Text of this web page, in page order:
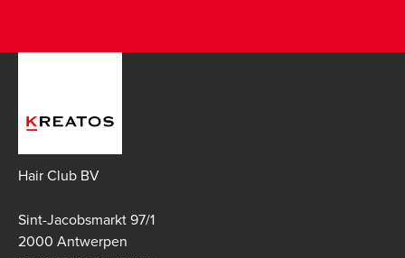
Hair Club BV
Sint-Jacobsmarkt 97/1
2000 Antwerpen